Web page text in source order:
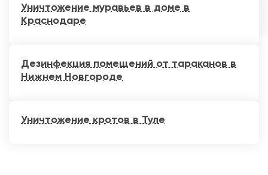
Уничтожение муравьев в доме в
Краснодаре
Дезинфекция помещений от тараканов в
Нижнем Новгороде
Уничтожение кротов в Туле